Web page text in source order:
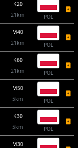
K20
21km
POL
M40
21km
POL
K60
21km
POL
M50
5km
POL
K30
5km
POL
M30